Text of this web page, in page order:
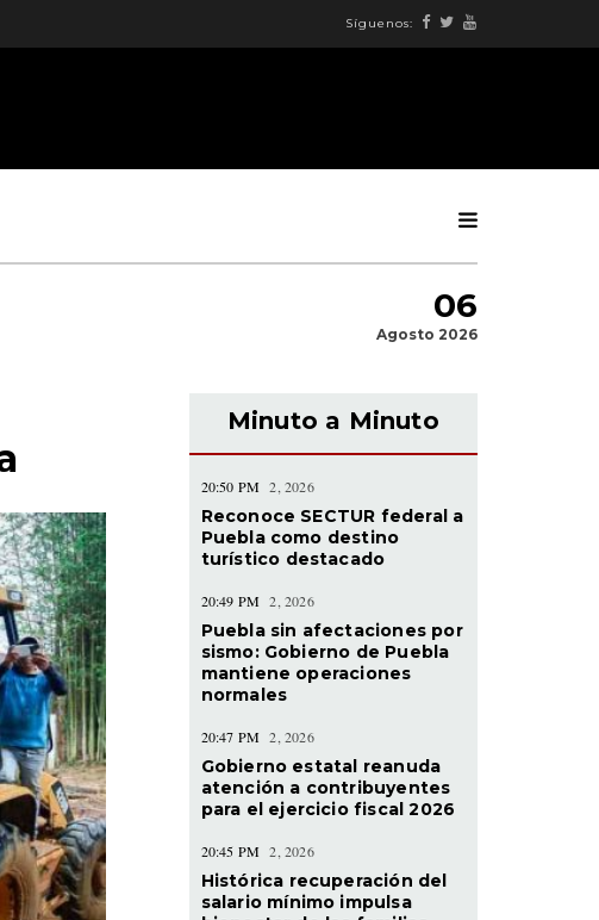
Síguenos:
06
Agosto 2026
Minuto a Minuto
20:50 PM 2, 2026
Reconoce SECTUR federal a
Puebla como destino
turístico destacado
20:49 PM 2, 2026
Puebla sin afectaciones por
sismo: Gobierno de Puebla
mantiene operaciones
normales
20:47 PM 2, 2026
Gobierno estatal reanuda
atención a contribuyentes
para el ejercicio fiscal 2026
20:45 PM 2, 2026
Histórica recuperación del
salario mínimo impulsa